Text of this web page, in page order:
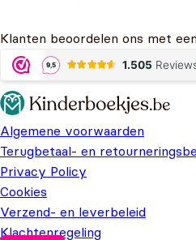
Klanten beoordelen ons met een
Algemene voorwaarden
Terugbetaal- en
Privacy Policy
Cookies
Verzend- en leverbeleid
Klachtenregeling